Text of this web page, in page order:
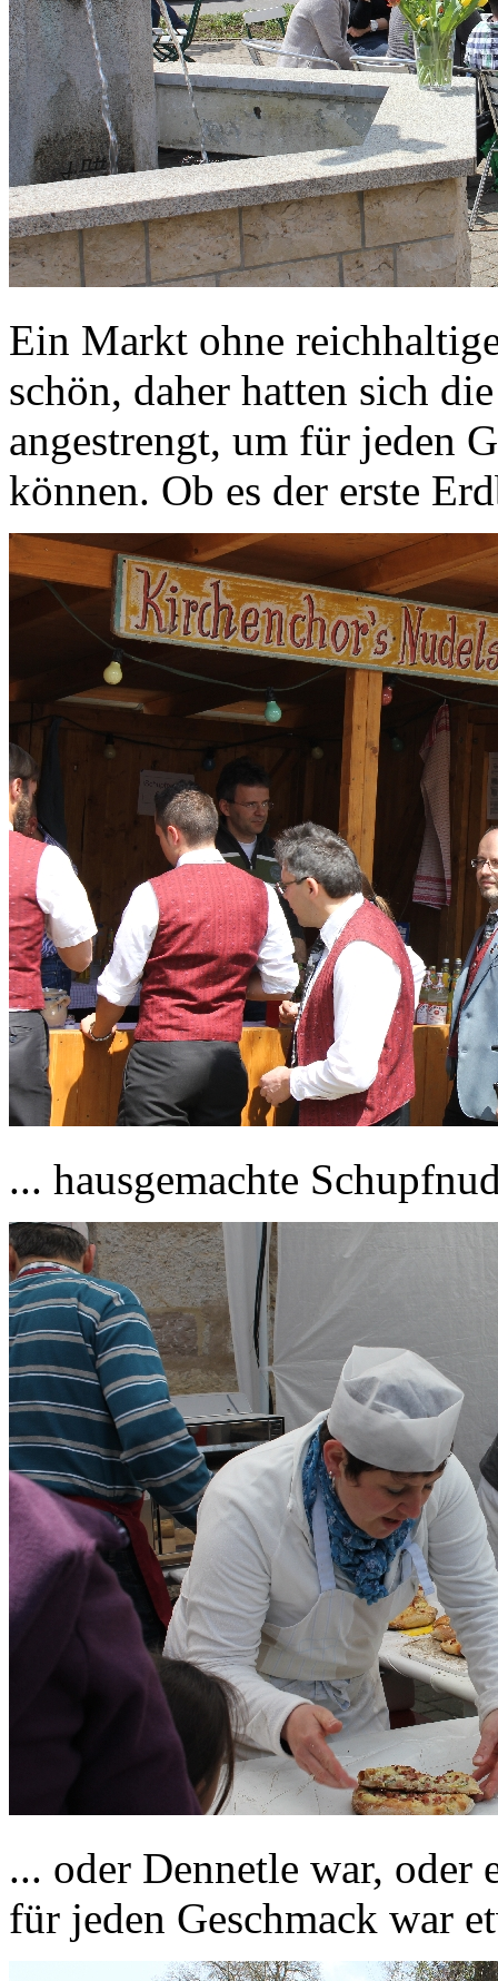
Ein Markt ohne
schön, daher hatten sich
angestrengt, um für jeden
können. Ob es der erste
... hausgemachte
... oder Dennetle war, oder
für jeden Geschmack war